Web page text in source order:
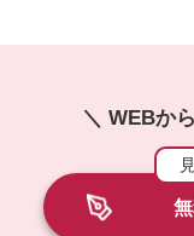
＼ WEBか